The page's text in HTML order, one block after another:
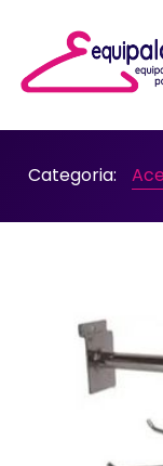
Categoria: